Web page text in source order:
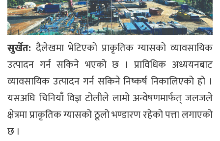
सुर्खेत: दैलेखमा भेटिएको प्राकृतिक ग्यासको व्यावसायिक
उत्पादन गर्न सकिने भएको छ । प्राविधिक अध्ययनबाट
व्यावसायिक उत्पादन गर्न सकिने निष्कर्ष निकालिएको हो ।
यसअघि चिनियाँ विज्ञ टोलीले लामो अन्वेषणमार्फत् जलजले
क्षेत्रमा प्राकृतिक ग्यासको ठूलो भण्डारण रहेको पत्ता लगाएको
छ ।